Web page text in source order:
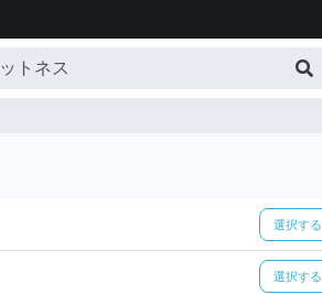
選択する
選択する